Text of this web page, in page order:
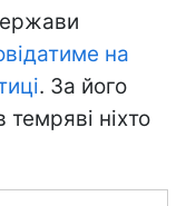
на
. За його
ніхто